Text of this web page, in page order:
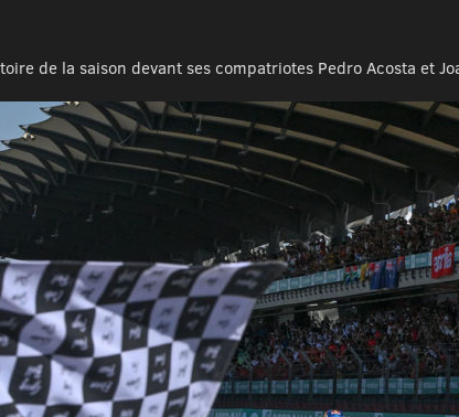
de la saison devant ses compatriotes Pedro Acosta et